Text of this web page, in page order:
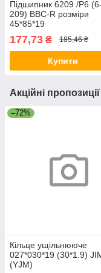
Підшипник 6209 /P6 (6-
209) BBC-R розміри
45*85*19
177,73 ₴ 185,46 ₴
Купити
Акційні
–72%
Кільце ущільнююче
027*030*19 (30*1.9)
(YJM)